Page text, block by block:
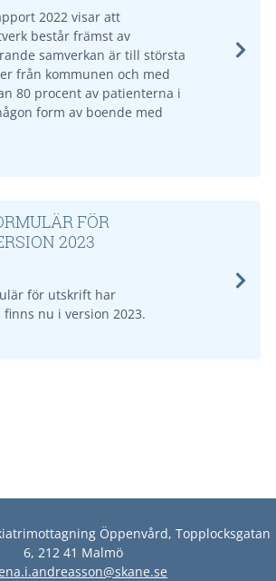
2022 visar att
består främst av
samverkan är till största
från kommunen och med
80 procent av patienterna i
form av boende med
FÖR
2023
för utskrift har
nu i version 2023.
Öppenvård, Topplocksgatan
6, 212 41 Malmö